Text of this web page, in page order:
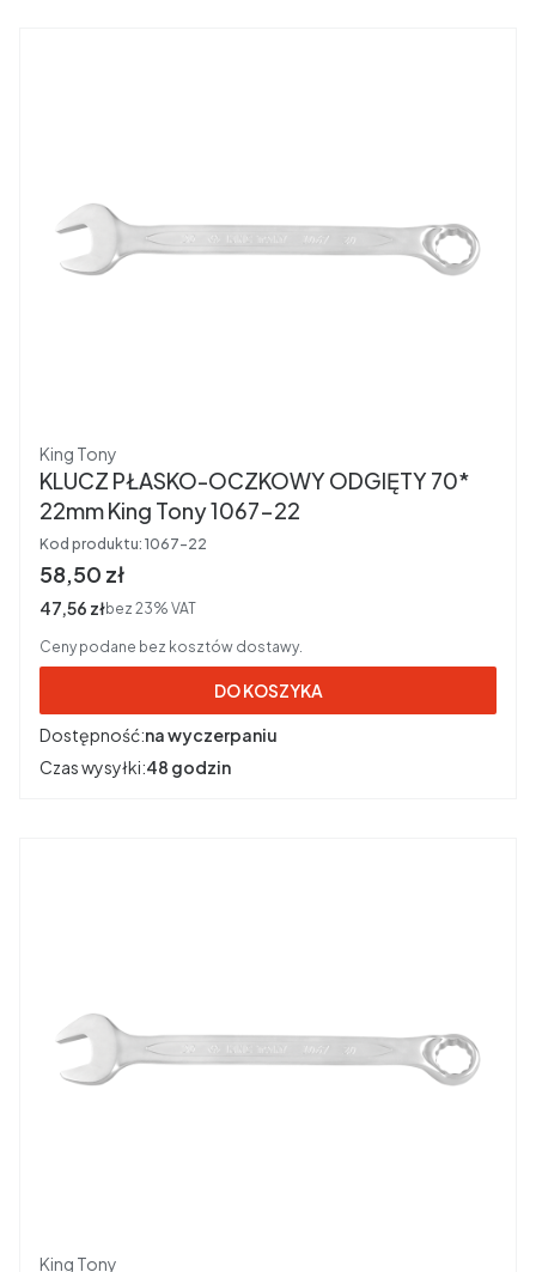
Producent
King Tony
KLUCZ PŁASKO-OCZKOWY ODGIĘTY 70*
22mm King Tony 1067-22
Kod produktu: 1067-22
Cena brutto
58,50 zł
Cena netto
47,56 złbez 23% VAT
Ceny podane bez kosztów dostawy.
DO KOSZYKA
Dostępność:na wyczerpaniu
Czas wysyłki:48 godzin
Producent
King Tony